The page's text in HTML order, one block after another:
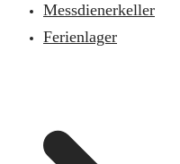
Messdienerkeller
Ferienlager